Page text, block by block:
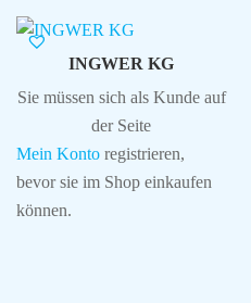
INGWER KG
Sie müssen sich als Kunde auf
der Seite
Mein Konto registrieren,
bevor sie im Shop einkaufen
können.